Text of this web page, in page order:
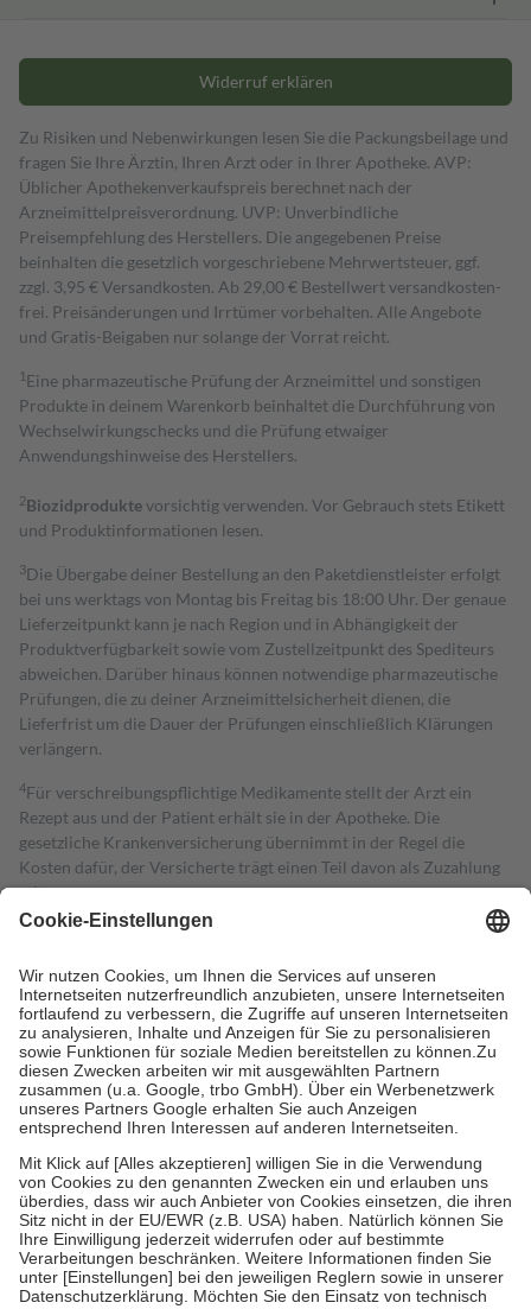
Widerruf erklären
Zu Risiken und Nebenwirkungen lesen Sie die Packungsbeilage und
fragen Sie Ihre Ärztin, Ihren Arzt oder in Ihrer Apotheke. AVP:
Üblicher Apothekenverkaufspreis berechnet nach der
Arzneimittelpreisverordnung. UVP: Unverbindliche
Preisempfehlung des Herstellers. Die angegebenen Preise
beinhalten die gesetzlich vorgeschriebene Mehrwertsteuer, ggf.
zzgl. 3,95 € Versandkosten. Ab 29,00 € Bestell­wert versand­kosten­
frei. Preisänderungen und Irrtümer vorbehalten. Alle Angebote
und Gratis-Beigaben nur solange der Vorrat reicht.
1 Eine pharmazeutische Prüfung der Arzneimittel und sonstigen
Produkte in deinem Warenkorb beinhaltet die Durchführung von
Wechselwirkungschecks und die Prüfung etwaiger
Anwendungshinweise des Herstellers.
2Biozidproduktevorsichtig verwenden. Vor Gebrauch stets Etikett
und Produktinformationen lesen.
3Die Übergabe deiner Bestellung an den Paketdienstleister erfolgt
bei uns werktags von Montag bis Freitag bis 18:00 Uhr. Der genaue
Lieferzeitpunkt kann je nach Region und in Abhängigkeit der
Produktverfügbarkeit sowie vom Zustellzeitpunkt des Spediteurs
abweichen. Darüber hinaus können notwendige pharmazeutische
Prüfungen, die zu deiner Arzneimittelsicherheit dienen, die
Lieferfrist um die Dauer der Prüfungen einschließlich Klärungen
verlängern.
4Für verschreibungspflichtige Medikamente stellt der Arzt ein
Rezept aus und der Patient erhält sie in der Apotheke. Die
gesetzliche Krankenversicherung übernimmt in der Regel die
Kosten dafür, der Versicherte trägt einen Teil davon als Zuzahlung
mit.
Grundsätzlich leisten Mitglieder Zuzahlungen in Höhe von zehn
höchstens zehn Euro.
Es sind jedoch nie mehr als die tatsächlichen
Kosten der Leistung zu entrichten.
Diese Regeln gelten grundsätzlich auch für Online-Apotheken.
Bei Heilmitteln und häuslicher Krankenpflege beträgt die
Zuzahlung zehn Prozent der Kosten sowie zehn Euro je
Verordnung.
Um das Engagement der Versicherten für ihre eigene Gesundheit zu
stärken und die besondere Stellung der Familie zu unterstützen,
fallenkeine Zuzahlungenan bei:
• Kindern und Jugendlichen bis zum vollendeten 18. Lebensjahr
mit Ausnahme der Fahrkosten
• Untersuchungen zur Vorsorge und Früherkennung, die von der
GKV getragen werden
• empfohlenen Schutzimpfungen